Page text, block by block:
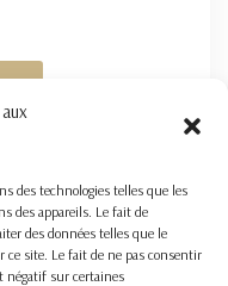
des technologies telles que les
des appareils. Le fait de
des données telles que le
site. Le fait de ne pas consentir
négatif sur certaines